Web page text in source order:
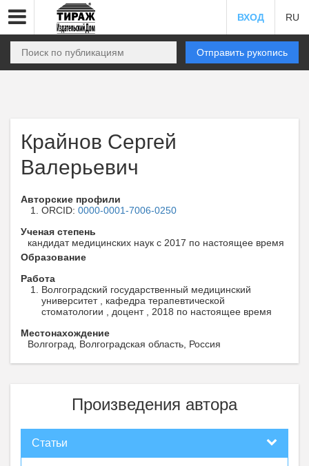
ВХОД RU
Отправить рукопись
Крайнов Сергей
Валерьевич
Авторские профили
ORCID: 0000-0001-7006-0250
Ученая степень
кандидат медицинских наук с 2017 по настоящее время
Образование
Работа
Волгоградский государственный медицинский
университет , кафедра терапевтической
стоматологии , доцент , 2018 по настоящее время
Местонахождение
Волгоград, Волгоградская область, Россия
Произведения автора
Статьи